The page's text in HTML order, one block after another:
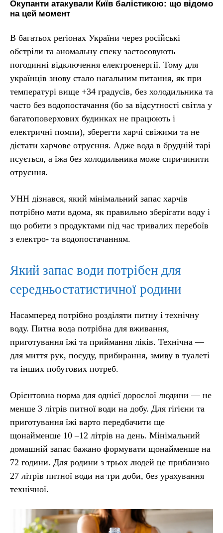
Окупанти атакували Київ балістикою: що відомо
на цей момент
В багатьох регіонах України через російські
обстріли та аномальну спеку застосовують
погодинні відключення електроенергії. Тому для
українців знову стало нагальним питання, як при
температурі вище +34 градусів, без холодильника та
часто без водопостачання (бо за відсутності світла у
багатоповерхових будинках не працюють і
електричні помпи), зберегти харчі свіжими та не
дістати харчове отруєння. Адже вода в брудній тарі
псується, а їжа без холодильника може спричинити
отруєння.
УНН дізнався, який мінімальний запас харчів
потрібно мати вдома, як правильно зберігати воду і
що робити з продуктами під час тривалих перебоїв
з електро- та водопостачанням.
Який запас води потрібен для
середньостатистичної родини
Насамперед потрібно розділяти питну і технічну
воду. Питна вода потрібна для вживання,
приготування їжі та приймання ліків. Технічна —
для миття рук, посуду, прибирання, змиву в туалеті
та інших побутових потреб.
Орієнтовна норма для однієї дорослої людини — не
менше 3 літрів питної води на добу. Для гігієни та
приготування їжі варто передбачити ще
щонайменше 10 –12 літрів на день. Мінімальний
домашній запас бажано формувати щонайменше на
72 години. Для родини з трьох людей це приблизно
27 літрів питної води на три доби, без урахування
технічної.